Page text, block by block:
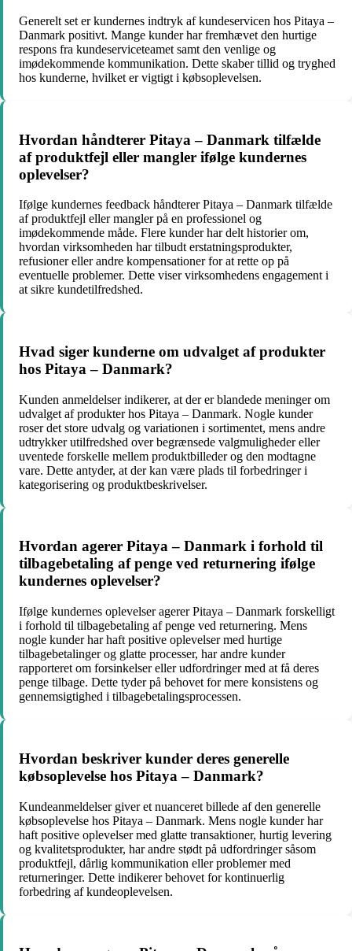
Generelt set er kundernes indtryk af kundeservicen hos Pitaya –
Danmark positivt. Mange kunder har fremhævet den hurtige
respons fra kundeserviceteamet samt den venlige og
imødekommende kommunikation. Dette skaber tillid og tryghed
hos kunderne, hvilket er vigtigt i købsoplevelsen.
Hvordan håndterer Pitaya – Danmark tilfælde
af produktfejl eller mangler ifølge kundernes
oplevelser?
Ifølge kundernes feedback håndterer Pitaya – Danmark tilfælde
af produktfejl eller mangler på en professionel og
imødekommende måde. Flere kunder har delt historier om,
hvordan virksomheden har tilbudt erstatningsprodukter,
refusioner eller andre kompensationer for at rette op på
eventuelle problemer. Dette viser virksomhedens engagement i
at sikre kundetilfredshed.
Hvad siger kunderne om udvalget af produkter
hos Pitaya – Danmark?
Kunden anmeldelser indikerer, at der er blandede meninger om
udvalget af produkter hos Pitaya – Danmark. Nogle kunder
roser det store udvalg og variationen i sortimentet, mens andre
udtrykker utilfredshed over begrænsede valgmuligheder eller
uventede forskelle mellem produktbilleder og den modtagne
vare. Dette antyder, at der kan være plads til forbedringer i
kategorisering og produktbeskrivelser.
Hvordan agerer Pitaya – Danmark i forhold til
tilbagebetaling af penge ved returnering ifølge
kundernes oplevelser?
Ifølge kundernes oplevelser agerer Pitaya – Danmark forskelligt
i forhold til tilbagebetaling af penge ved returnering. Mens
nogle kunder har haft positive oplevelser med hurtige
tilbagebetalinger og glatte processer, har andre kunder
rapporteret om forsinkelser eller udfordringer med at få deres
penge tilbage. Dette tyder på behovet for mere konsistens og
gennemsigtighed i tilbagebetalingsprocessen.
Hvordan beskriver kunder deres generelle
købsoplevelse hos Pitaya – Danmark?
Kundeanmeldelser giver et nuanceret billede af den generelle
købsoplevelse hos Pitaya – Danmark. Mens nogle kunder har
haft positive oplevelser med glatte transaktioner, hurtig levering
og kvalitetsprodukter, har andre stødt på udfordringer såsom
produktfejl, dårlig kommunikation eller problemer med
returneringer. Dette indikerer behovet for kontinuerlig
forbedring af kundeoplevelsen.